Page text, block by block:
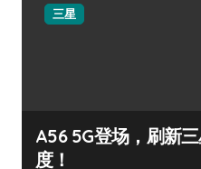
三星
A56 5G登场，刷新
度！